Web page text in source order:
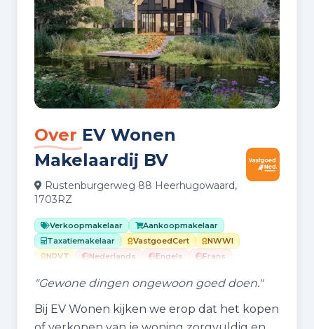
Over EV Wonen
Makelaardij BV
Rustenburgerweg 88 Heerhugowaard,
1703RZ
Verkoopmakelaar
Aankoopmakelaar
Taxatiemakelaar
VastgoedCert
NWWI
NRVT
Nederlands Engels Frans
"Gewone dingen ongewoon goed doen."
Bij EV Wonen kijken we erop dat het kopen